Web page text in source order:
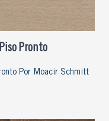
Pronto
Por Moacir Schmitt